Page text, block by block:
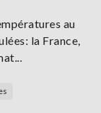
au
la France,